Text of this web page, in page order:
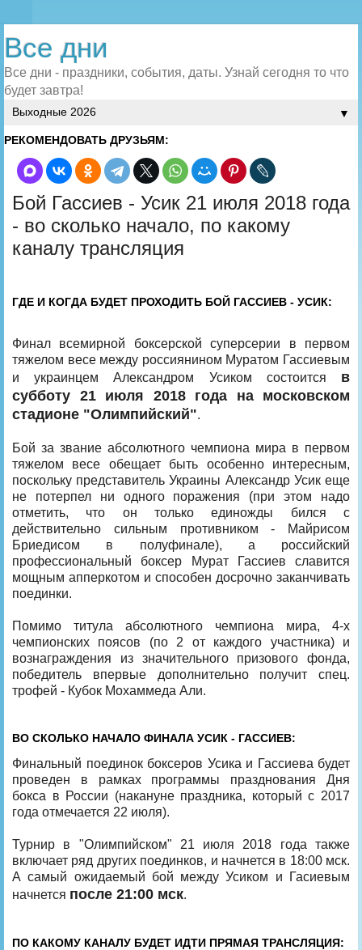
Все дни
Все дни - праздники, события, даты. Узнай сегодня то что
будет завтра!
▼
РЕКОМЕНДОВАТЬ ДРУЗЬЯМ:
Бой Гассиев - Усик 21 июля 2018 года
- во сколько начало, по какому
каналу трансляция
ГДЕ И КОГДА БУДЕТ ПРОХОДИТЬ БОЙ ГАССИЕВ - УСИК:
Финал всемирной боксерской суперсерии в первом
тяжелом весе между россиянином Муратом Гассиевым
и украинцем Александром Усиком состоится в
субботу 21 июля 2018 года на московском
стадионе "Олимпийский".
Бой за звание абсолютного чемпиона мира в первом
тяжелом весе обещает быть особенно интересным,
поскольку представитель Украины Александр Усик еще
не потерпел ни одного поражения (при этом надо
отметить, что он только единожды бился с
действительно сильным противником - Майрисом
Бриедисом в полуфинале), а российский
профессиональный боксер Мурат Гассиев славится
мощным апперкотом и способен досрочно заканчивать
поединки.
Помимо титула абсолютного чемпиона мира, 4-х
чемпионских поясов (по 2 от каждого участника) и
вознаграждения из значительного призового фонда,
победитель впервые дополнительно получит спец.
трофей - Кубок Мохаммеда Али.
ВО СКОЛЬКО НАЧАЛО ФИНАЛА УСИК - ГАССИЕВ:
Финальный поединок боксеров Усика и Гассиева будет
проведен в рамках программы празднования Дня
бокса в России (накануне праздника, который с 2017
года отмечается 22 июля).
Турнир в "Олимпийском" 21 июля 2018 года также
включает ряд других поединков, и начнется в 18:00 мск.
А самый ожидаемый бой между Усиком и Гасиевым
начнется после 21:00 мск.
ПО КАКОМУ КАНАЛУ БУДЕТ ИДТИ ПРЯМАЯ ТРАНСЛЯЦИЯ: